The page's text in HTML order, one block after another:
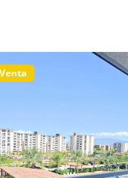
Venta